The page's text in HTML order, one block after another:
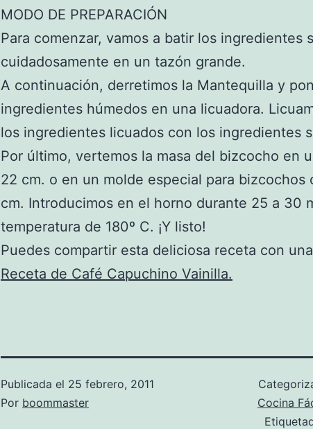
MODO DE PREPARACIÓN
Para comenzar, vamos a batir los ingredientes
cuidadosamente en un tazón grande.
A continuación, derretimos la Mantequilla y
ingredientes húmedos en una licuadora.
los ingredientes licuados con los ingredientes
Por último, vertemos la masa del bizcocho en
22 cm. o en un molde especial para bizcochos
cm. Introducimos en el horno durante 25 a 30
temperatura de 180º C. ¡Y listo!
Puedes compartir esta deliciosa receta con
Receta de Café Capuchino Vainilla.
Publicada el 25 febrero, 2011
Por boommaster
Cocina